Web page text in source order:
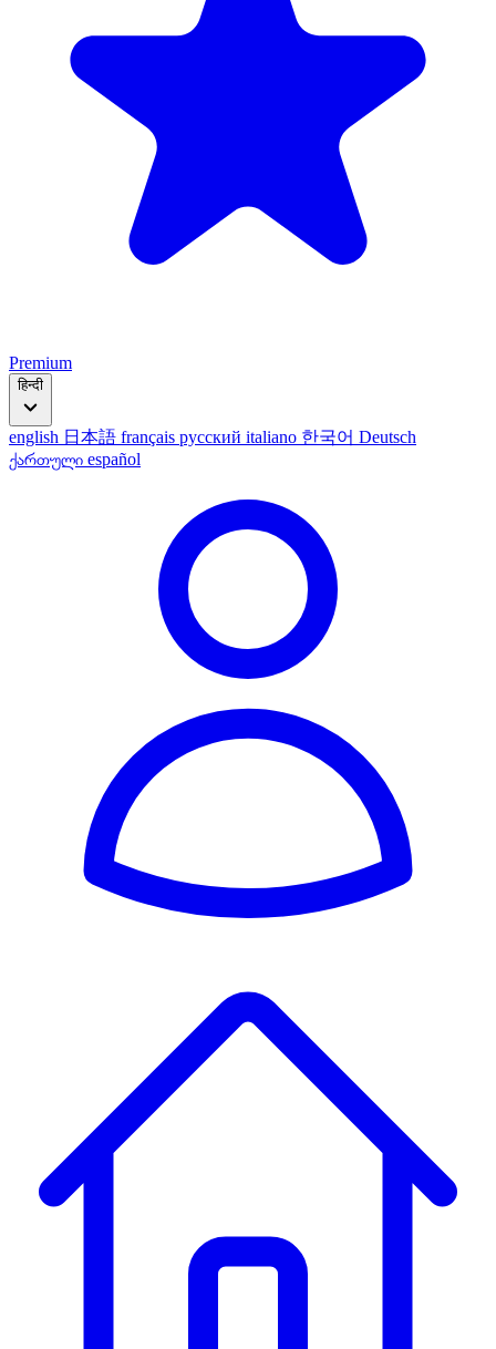
Premium
हिन्दी
english 日本語 français русский italiano 한국어 Deutsch
ქართული español